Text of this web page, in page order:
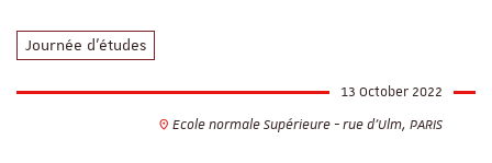
Journée d'études
13 October 2022
Ecole normale Supérieure - rue d'Ulm, PARIS